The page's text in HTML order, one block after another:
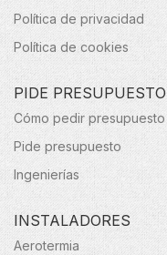
Política de privacidad
Política de cookies
PIDE PRESUPUESTO
Cómo pedir presupuesto
Pide presupuesto
Ingenierías
INSTALADORES
Aerotermia